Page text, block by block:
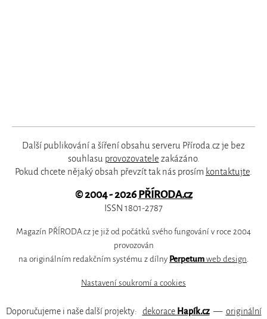
Další publikování a šíření obsahu serveru Příroda.cz je bez
souhlasu provozovatele zakázáno.
Pokud chcete nějaký obsah převzít tak nás prosím kontaktujte.
© 2004 - 2026PŘÍRODA.cz
ISSN 1801-2787
Magazín PŘÍRODA.cz je již od počátků svého fungování v roce 2004
provozován
na originálním redakčním systému z dílny Perpetum web design
Nastavení soukromí a cookies
Doporučujeme i naše další projekty: dekorace Hapík.cz— originální